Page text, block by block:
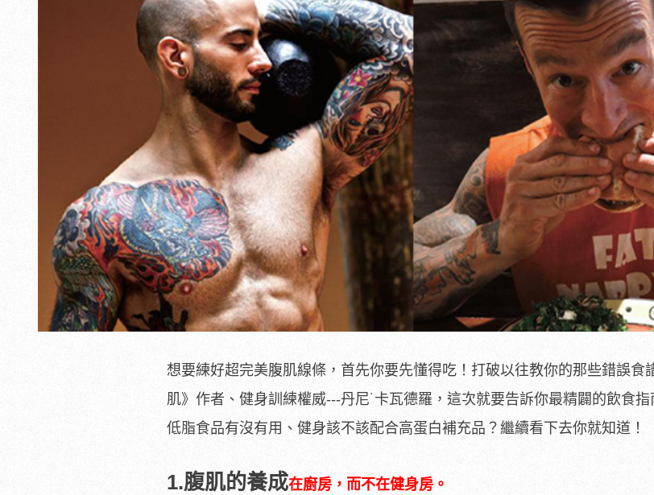
想要練好超完美腹肌線條，首先你要先懂得吃！打破以往教你的那些錯誤食
肌》作者、健身訓練權威---丹尼˙卡瓦德羅，這次就要告訴你最精闢的飲食
低脂食品有沒有用、健身該不該配合高蛋白補充品？繼續看下去你就知道！
1.腹肌的養成在廚房，而不在健身房。